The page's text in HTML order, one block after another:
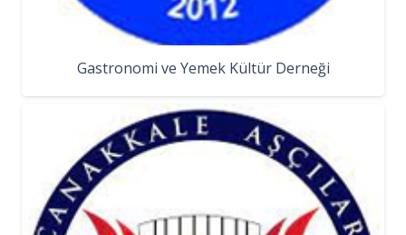
Gastronomi ve Yemek Kültür Derneği